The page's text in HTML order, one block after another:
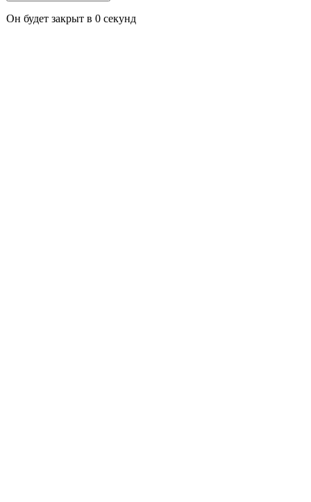
Он будет закрыт в 0 секунд